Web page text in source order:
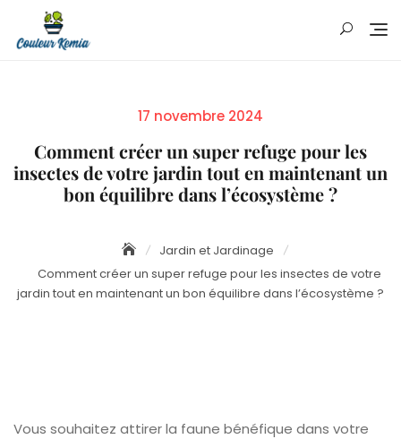
content
Posted
17 novembre 2024
Comment créer un super refuge pour les
insectes de votre jardin tout en maintenant un
bon équilibre dans l’écosystème ?
Jardin et Jardinage
Comment créer un super refuge pour les insectes de votre
jardin tout en maintenant un bon équilibre dans l’écosystème ?
Vous souhaitez attirer la faune bénéfique dans votre